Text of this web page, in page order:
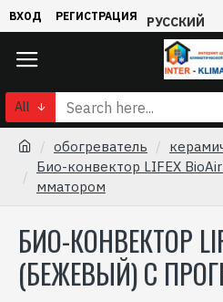
ВХОД РЕГИСТРАЦИЯ РУССКИЙ
All
обогреватель
Био-конвектор LIFEX
мматором
БИО-КОНВЕКТОР
(БЕЖЕВЫЙ) С